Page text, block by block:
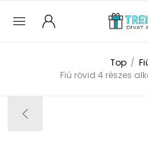
Top /
Fiú rövid 4 részes